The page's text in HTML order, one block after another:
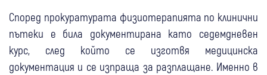
Според прокуратурата физиотерапията по клинични
пътеки е била документирана като седемдневен
курс, след който се изготвя медицинска
документация и се изпраща за разплащане. Именно в